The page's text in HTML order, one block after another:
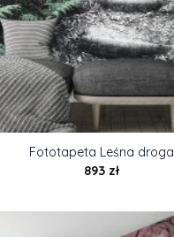
Fototapeta Leśna droga
893 zł